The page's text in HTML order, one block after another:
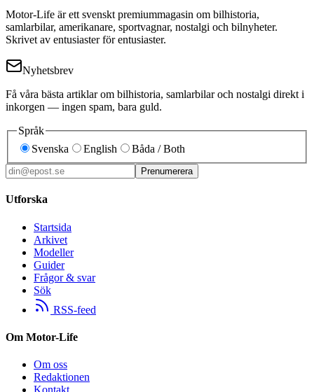
Motor-Life är ett svenskt premiummagasin om bilhistoria,
samlarbilar, amerikanare, sportvagnar, nostalgi och bilnyheter.
Skrivet av entusiaster för entusiaster.
Nyhetsbrev
Få våra bästa artiklar om bilhistoria, samlarbilar och nostalgi direkt i
inkorgen — ingen spam, bara guld.
Språk
Svenska
English Båda / Both
Prenumerera
Utforska
Startsida
Arkivet
Modeller
Guider
Frågor & svar
Sök
RSS-feed
Om Motor-Life
Om oss
Redaktionen
Kontakt